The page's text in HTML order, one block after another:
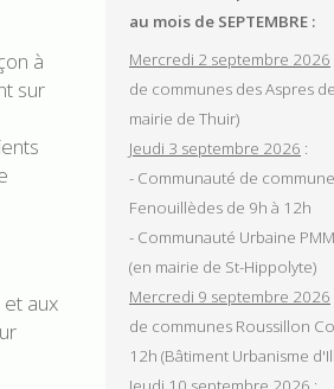
à
sur
aux
au mois de SEPTEMBRE :
Mercredi 2 septembre 2026
de communes des Aspres
mairie de Thuir)
Jeudi 3 septembre 2026 :
- Communauté de
Fenouillèdes de 9h à 12h
- Communauté Urbaine
(en mairie de St-Hippolyte)
Mercredi 9 septembre 2026
de communes Roussillon
12h (Bâtiment Urbanisme